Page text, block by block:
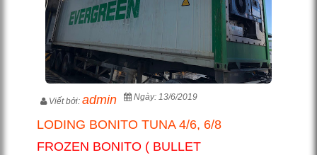
Viết bởi:admin Ngày: 13/6/2019
LODING BONITO TUNA 4/6, 6/8
FROZEN BONITO ( BULLET